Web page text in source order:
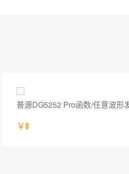
IT8000系列 回馈式直流电子负载
￥12985